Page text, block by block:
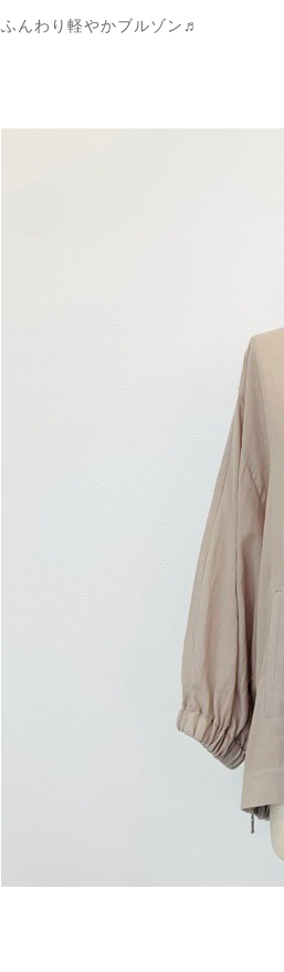
ふんわり軽やかブルゾン♬